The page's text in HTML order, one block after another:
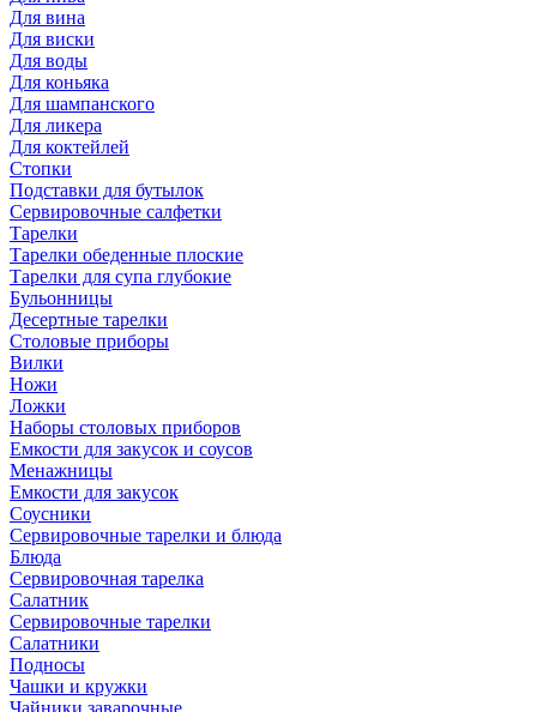
Для вина
Для виски
Для воды
Для коньяка
Для шампанского
Для ликера
Для коктейлей
Стопки
Подставки для бутылок
Сервировочные салфетки
Тарелки
Тарелки обеденные плоские
Тарелки для супа глубокие
Бульонницы
Десертные тарелки
Столовые приборы
Вилки
Ножи
Ложки
Наборы столовых приборов
Емкости для закусок и соусов
Менажницы
Емкости для закусок
Соусники
Сервировочные тарелки и блюда
Блюда
Сервировочная тарелка
Салатник
Сервировочные тарелки
Салатники
Подносы
Чашки и кружки
Чайники заварочные